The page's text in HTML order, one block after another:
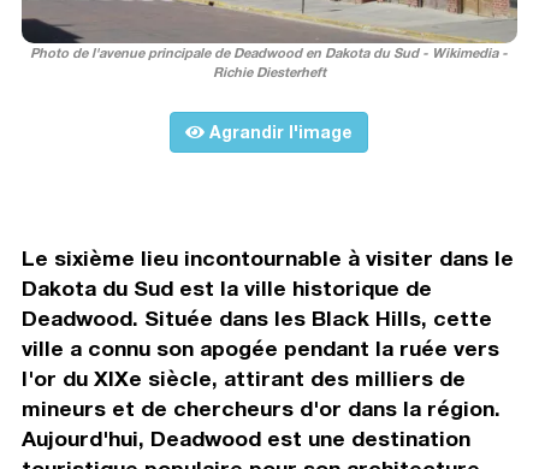
Photo de l'avenue principale de Deadwood en Dakota du Sud - Wikimedia -
Richie Diesterheft
Agrandir l'image
Le sixième lieu incontournable à visiter dans le
Dakota du Sud est la ville historique de
Deadwood. Située dans les Black Hills, cette
ville a connu son apogée pendant la ruée vers
l'or du XIXe siècle, attirant des milliers de
mineurs et de chercheurs d'or dans la région.
Aujourd'hui, Deadwood est une destination